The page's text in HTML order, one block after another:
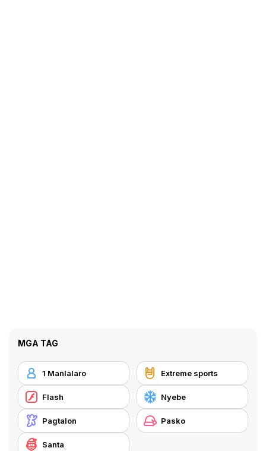
MGA TAG
1 Manlalaro Extreme sports
Flash Nyebe
Pagtalon Pasko
Santa